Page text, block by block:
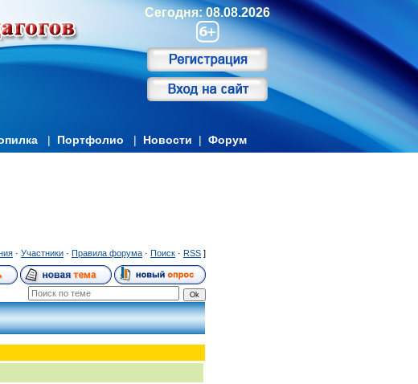
Сегодня: 08.08.2026
| Портфолио | Новости | Форум
· Участники · Правила форума · Поиск · RSS ]